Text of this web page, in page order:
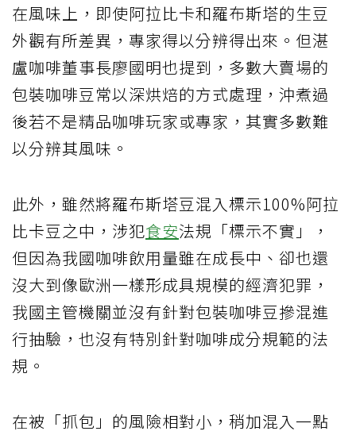
在風味上，即使阿拉比卡和羅布斯塔的生豆
外觀有所差異，專家得以分辨得出來。但湛
盧咖啡董事長廖國明也提到，多數大賣場的
包裝咖啡豆常以深烘焙的方式處理，沖煮過
後若不是精品咖啡玩家或專家，其實多數難
以分辨其風味。
此外，雖然將羅布斯塔豆混入標示100%阿拉
比卡豆之中，涉犯食安法規「標示不實」，
但因為我國咖啡飲用量雖在成長中、卻也還
沒大到像歐洲一樣形成具規模的經濟犯罪，
我國主管機關並沒有針對包裝咖啡豆摻混進
行抽驗，也沒有特別針對咖啡成分規範的法
規。
在被「抓包」的風險相對小，稍加混入一點